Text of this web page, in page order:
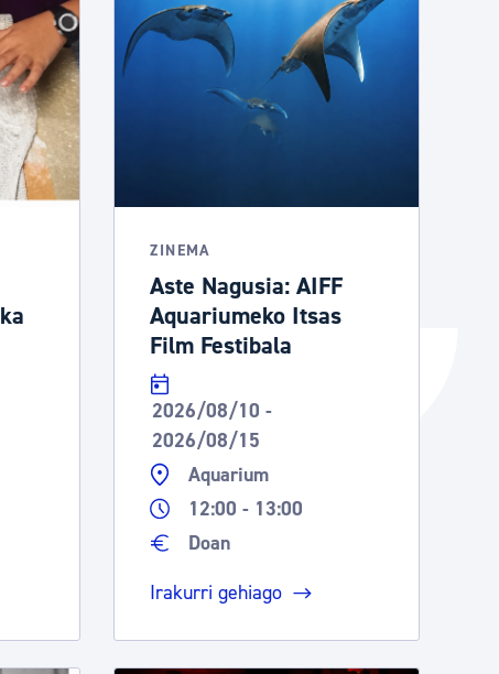
Izapideen katalogoa
Tramitaziorako laguntza
ZINEMA
Aste Nagusia: AIFF
Aquariumeko Itsas
Film Festibala
2026/08/10 -
2026/08/15
Aquarium
12:00 - 13:00
Doan
Irakurri gehiago